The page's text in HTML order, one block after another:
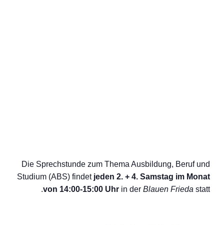
Die Sprechstunde zum Thema Ausbildung, Beruf und
Studium (ABS) findet jeden 2. + 4. Samstag im Monat
von 14:00-15:00 Uhr in der Blauen Frieda statt.